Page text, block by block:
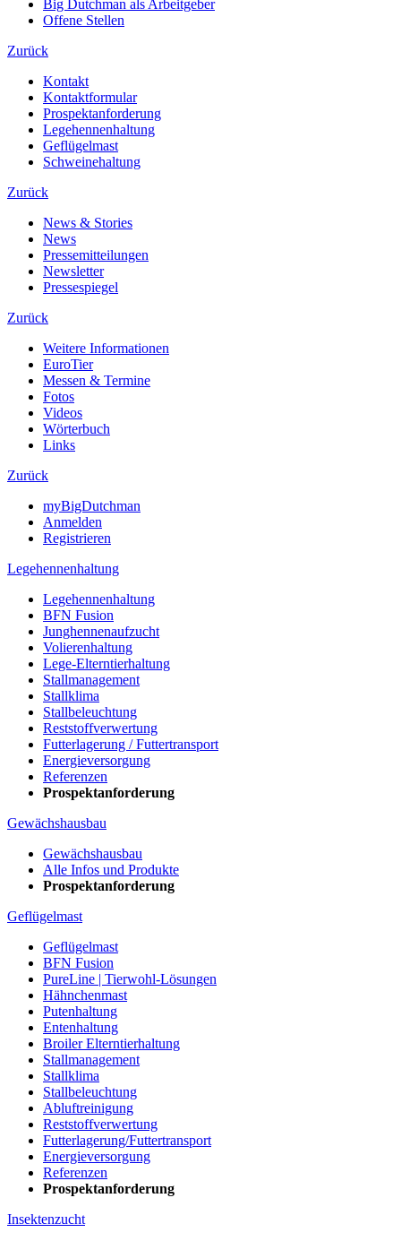
Big Dutchman als Arbeitgeber
Offene Stellen
Zurück
Kontakt
Kontaktformular
Prospektanforderung
Legehennenhaltung
Geflügelmast
Schweinehaltung
Zurück
News & Stories
News
Pressemitteilungen
Newsletter
Pressespiegel
Zurück
Weitere Informationen
EuroTier
Messen & Termine
Fotos
Videos
Wörterbuch
Links
Zurück
myBigDutchman
Anmelden
Registrieren
Legehennenhaltung
Legehennenhaltung
BFN Fusion
Junghennenaufzucht
Volierenhaltung
Lege-Elterntierhaltung
Stallmanagement
Stallklima
Stallbeleuchtung
Reststoffverwertung
Futterlagerung / Futtertransport
Energieversorgung
Referenzen
Prospektanforderung
Gewächshausbau
Gewächshausbau
Alle Infos und Produkte
Prospektanforderung
Geflügelmast
Geflügelmast
BFN Fusion
PureLine | Tierwohl-Lösungen
Hähnchenmast
Putenhaltung
Entenhaltung
Broiler Elterntierhaltung
Stallmanagement
Stallklima
Stallbeleuchtung
Abluftreinigung
Reststoffverwertung
Futterlagerung/Futtertransport
Energieversorgung
Referenzen
Prospektanforderung
Insektenzucht